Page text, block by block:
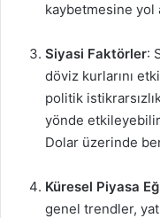
kaybetmesine yol
Siyasi Faktörler:
döviz kurlarını
politik
yönde
Dolar üzerinde
Küresel Piyasa
genel trendler,